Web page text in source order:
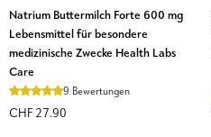
Natrium
Buttermilch
Forte
600
mg
für
Natrium Buttermilch Forte 600 mg
Lebensmittel für besondere
medizinische Zwecke Health Labs
Care
9 Bewertungen
CHF 27.90